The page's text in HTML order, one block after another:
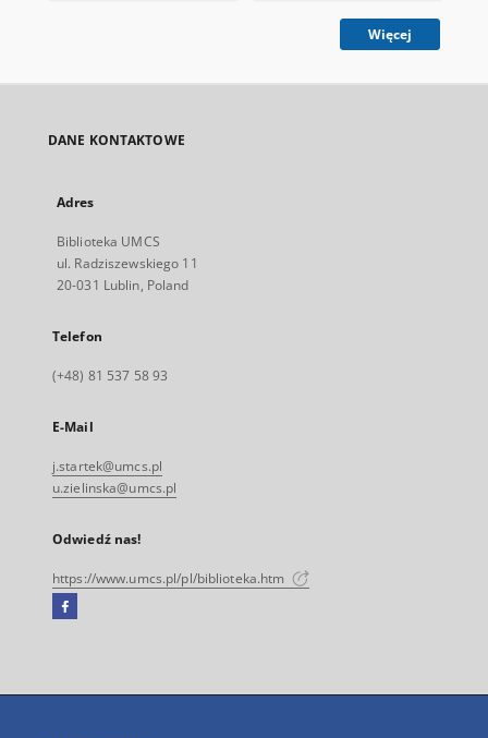
Więcej
DANE KONTAKTOWE
Adres
Biblioteka UMCS
ul. Radziszewskiego 11
20-031 Lublin, Poland
Telefon
(+48) 81 537 58 93
E-Mail
j.startek@umcs.pl
u.zielinska@umcs.pl
Odwiedź nas!
https://www.umcs.pl/pl/biblioteka.htm
Facebook
się